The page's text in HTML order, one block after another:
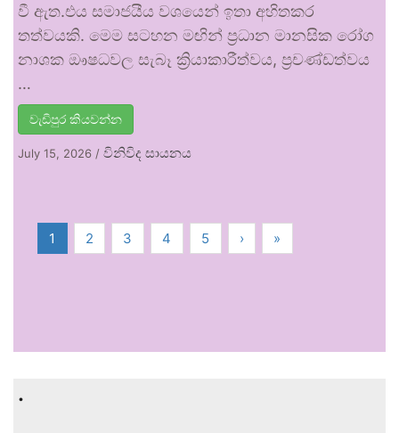
වී ඇත.එය සමාජයීය වශයෙන් ඉතා අහිතකර
තත්වයකි. මෙම සටහන මඟින් ප්‍රධාන මානසික රෝග
නාශක ඖෂධවල සැබෑ ක්‍රියාකාරීත්වය, ප්‍රචණ්ඩත්වය
…
වැඩිපුර කියවන්න
July 15, 2026 / විනිවිද සායනය
1 2 3 4 5 › »
.